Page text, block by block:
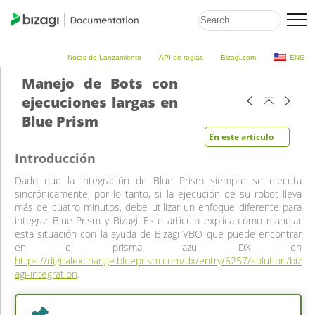
Notas de Lanzamiento API de reglas Bizagi.com ENG